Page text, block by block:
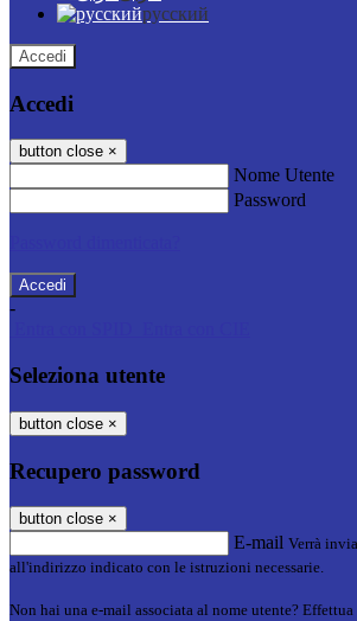
русский
Accedi
Accedi
button close ×
Nome Utente
Password
-
Seleziona utente
button close ×
Recupero password
button close ×
E-mail Verrà
all'indirizzo indicato con le istruzioni necessarie.
Non hai una e-mail associata al nome utente?